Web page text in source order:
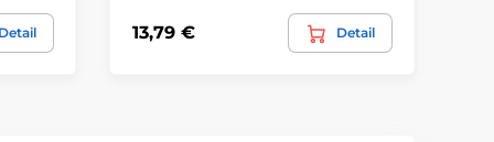
Detail 13,79 € Detail